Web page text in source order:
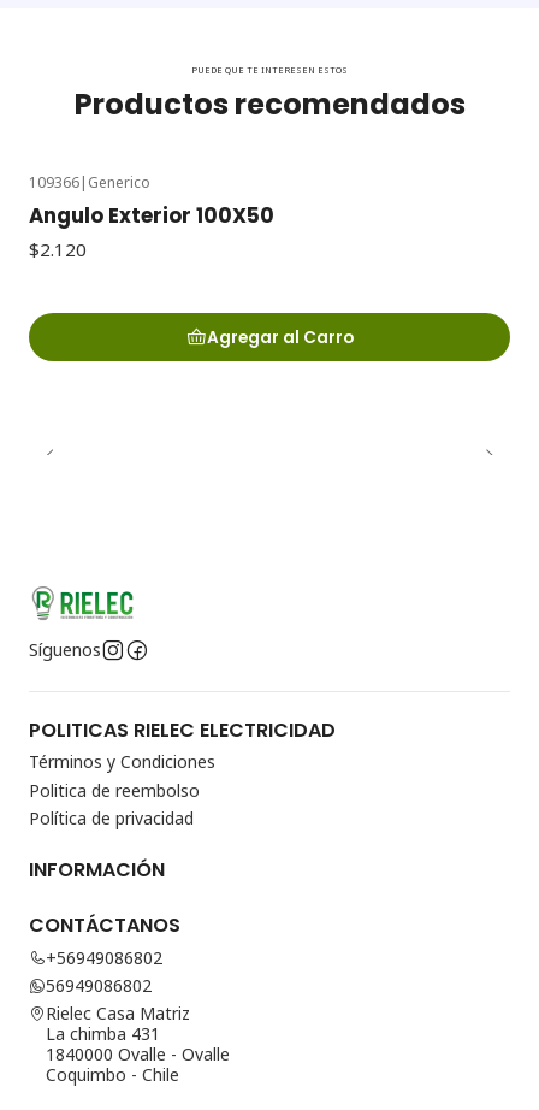
PUEDE QUE TE INTERESEN ESTOS
Productos recomendados
109366| Generico
Angulo Exterior 100X50
$2.120
Agregar al Carro
Síguenos
POLITICAS RIELEC ELECTRICIDAD
Términos y Condiciones
Politica de reembolso
Política de privacidad
INFORMACIÓN
CONTÁCTANOS
+56949086802
56949086802
Rielec Casa Matriz
La chimba 431
1840000 Ovalle - Ovalle
Coquimbo - Chile